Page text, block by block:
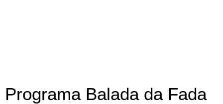
Programa Balada da Fada